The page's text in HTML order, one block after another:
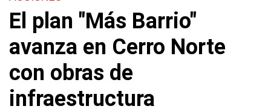
El plan "Más Barrio"
avanza en Cerro Norte
con obras de
infraestructura